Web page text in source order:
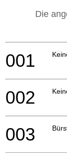
Die
001
002
003